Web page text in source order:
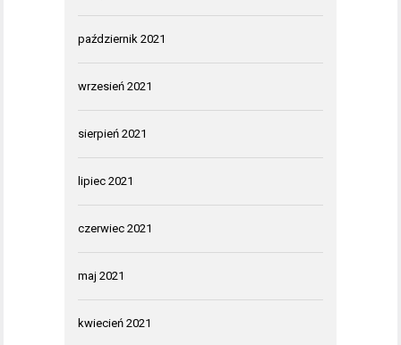
październik 2021
wrzesień 2021
sierpień 2021
lipiec 2021
czerwiec 2021
maj 2021
kwiecień 2021